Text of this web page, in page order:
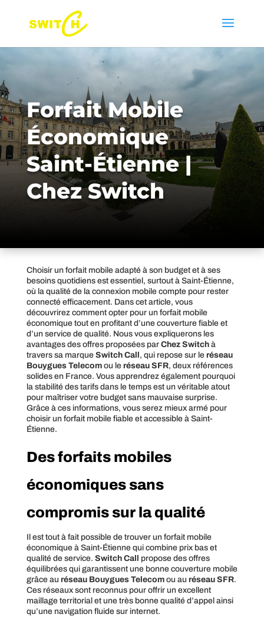
Forfait Mobile
Économique
Saint-Étienne |
Chez Switch
Choisir un forfait mobile adapté à son budget et à ses
besoins quotidiens est essentiel, surtout à Saint-Étienne,
où la qualité de la connexion mobile compte pour rester
connecté efficacement. Dans cet article, vous
découvrirez comment opter pour un forfait mobile
économique tout en profitant d’une couverture fiable et
d’un service de qualité. Nous vous expliquerons les
avantages des offres proposées par Chez Switchà
travers sa marque Switch Call, qui repose sur le réseau
Bouygues Telecomou le réseau SFR, deux références
solides en France. Vous apprendrez également pourquoi
la stabilité des tarifs dans le temps est un véritable atout
pour maîtriser votre budget sans mauvaise surprise.
Grâce à ces informations, vous serez mieux armé pour
choisir un forfait mobile fiable et accessible à Saint-
Étienne.
Des forfaits mobiles
économiques sans
compromis sur la qualité
Il est tout à fait possible de trouver un forfait mobile
économique à Saint-Étienne qui combine prix bas et
qualité de service. Switch Call propose des offres
équilibrées qui garantissent une bonne couverture mobile
grâce au réseau Bouygues Telecomou au réseau SFR.
Ces réseaux sont reconnus pour offrir un excellent
maillage territorial et une très bonne qualité d’appel ainsi
qu’une navigation fluide sur internet.